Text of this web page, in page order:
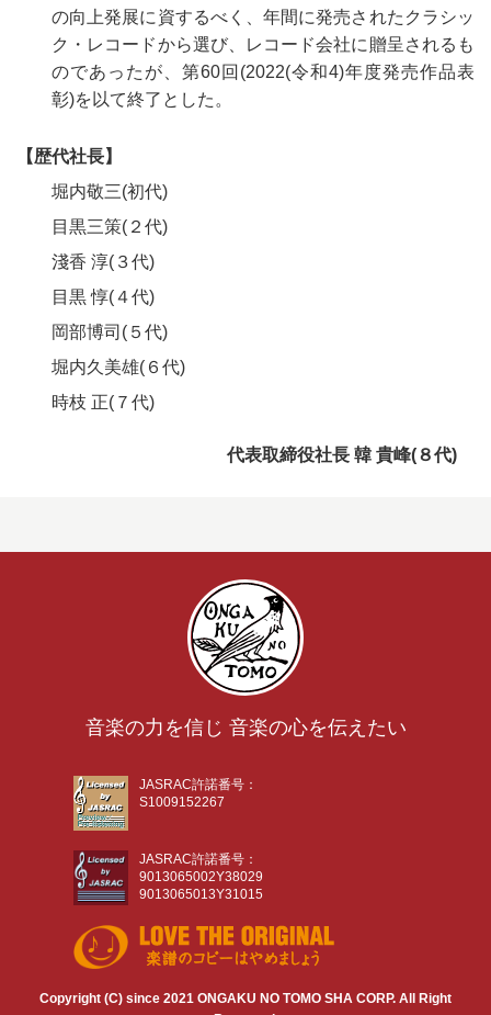
の向上発展に資するべく、年間に発売されたクラシッ
ク・レコードから選び、レコード会社に贈呈されるも
のであったが、第60回(2022(令和4)年度発売作品表
彰)を以て終了とした。
【歴代社長】
堀内敬三(初代)
目黒三策(２代)
淺香 淳(３代)
目黒 惇(４代)
岡部博司(５代)
堀内久美雄(６代)
時枝 正(７代)
代表取締役社長 韓 貴峰(８代)
音楽の力を信じ 音楽の心を伝えたい
JASRAC許諾番号：
S1009152267
JASRAC許諾番号：
9013065002Y38029
9013065013Y31015
Copyright (C) since 2021 ONGAKU NO TOMO SHA CORP. All Right